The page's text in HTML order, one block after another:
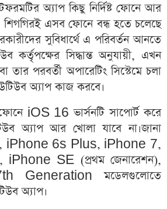
অ্যাপ কিছু নির্দিষ্ট ফোনে আর
শিগগিরই এসব ফোনে বন্ধ হতে চলেছে
সুবিধার্থে এ পরিবর্তন আনতে
কর্তৃপক্ষের সিদ্ধান্ত অনুযায়ী, এখন
পরবর্তী অপারেটিং সিস্টেমে চলা
অ্যাপ কাজ করবে।
iOS 16 ভার্সনটি সাপোর্ট করে
অ্যাপ আর খোলা যাবে না।জানা
iPhone 6s Plus, iPhone 7,
SE (প্রথম জেনারেশন),
Generation মডেলগুলোতে
অ্যাপ।